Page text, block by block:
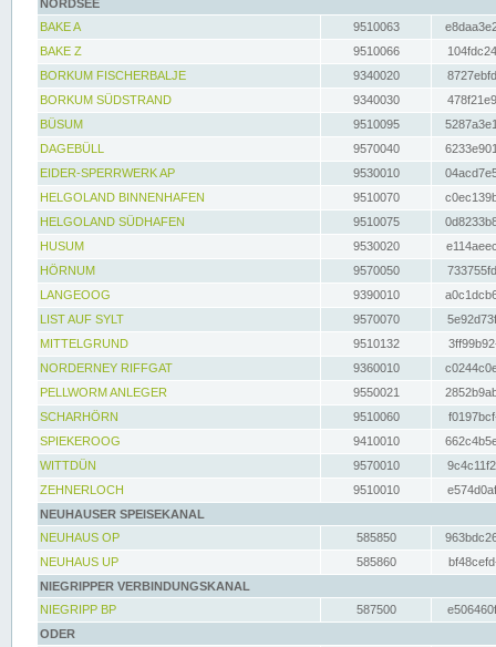
NORDSEE
BAKE A
9510063
BAKE Z
9510066
BORKUM FISCHERBALJE
9340020
BORKUM SÜDSTRAND
9340030
BÜSUM
9510095
DAGEBÜLL
9570040
EIDER-SPERRWERK AP
9530010
HELGOLAND BINNENHAFEN
9510070
HELGOLAND SÜDHAFEN
9510075
HUSUM
9530020
HÖRNUM
9570050
LANGEOOG
9390010
LIST AUF SYLT
9570070
MITTELGRUND
9510132
NORDERNEY RIFFGAT
9360010
PELLWORM ANLEGER
9550021
SCHARHÖRN
9510060
SPIEKEROOG
9410010
WITTDÜN
9570010
ZEHNERLOCH
9510010
NEUHAUSER SPEISEKANAL
NEUHAUS OP
585850
NEUHAUS UP
585860
NIEGRIPPER VERBINDUNGSKANAL
NIEGRIPP BP
587500
ODER